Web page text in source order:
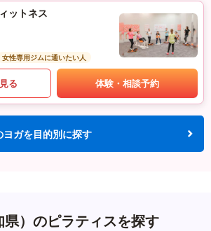
ットネス
女性専用ジムに通いたい人
る 体験・相談予約
ガを目的別に探す
県）のピラティスを探す